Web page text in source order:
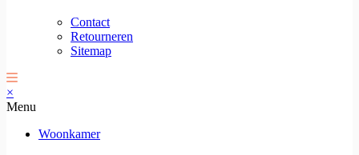
Contact
Retourneren
Sitemap
×
Menu
Woonkamer